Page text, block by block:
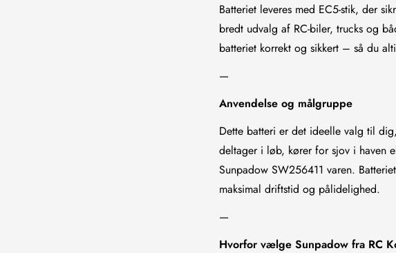
Batteriet leveres med EC5-stik, der
bredt udvalg af RC-biler, trucks og
batteriet korrekt og sikkert – så du
—
Anvendelse og målgruppe
Dette batteri er det ideelle valg til
deltager i løb, kører for sjov i haven
Sunpadow SW256411 varen.
maksimal driftstid og pålidelighed.
—
Hvorfor vælge Sunpadow fra RC